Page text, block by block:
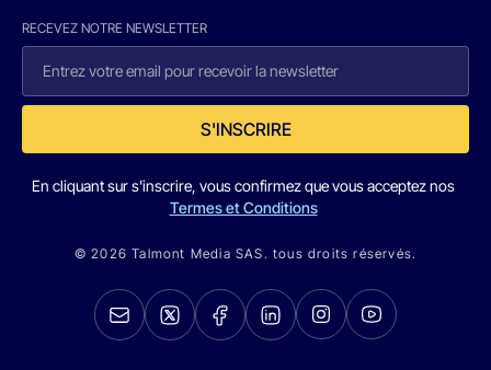
RECEVEZ NOTRE NEWSLETTER
S'INSCRIRE
En cliquant sur s'inscrire, vous confirmez que vous acceptez nos
Termes et Conditions
© 2026 Talmont Media SAS. tous droits réservés.